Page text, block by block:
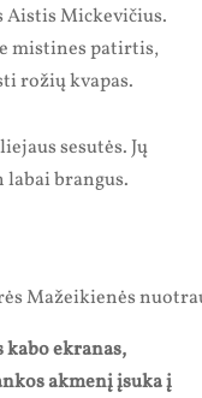
Aistis Mickevičius.
mistines patirtis,
rožių kvapas.
sesutės. Jų
labai brangus.
Mažeikienės
kabo ekranas,
akmenį įsuka į